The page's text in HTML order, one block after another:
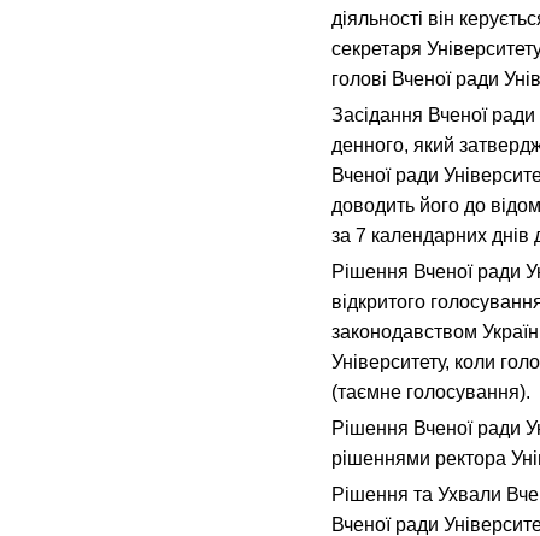
діяльності він
секретаря
голові Вченої ради
Засідання Вченої
денного, який
Вченої ради
доводить його до
за 7 календарних днів
Рішення Вченої ради
відкритого
законодавством
Університету, коли
(таємне голосування).
Рішення Вченої ради
рішеннями ректора
Рішення та Ухвали
Вченої ради